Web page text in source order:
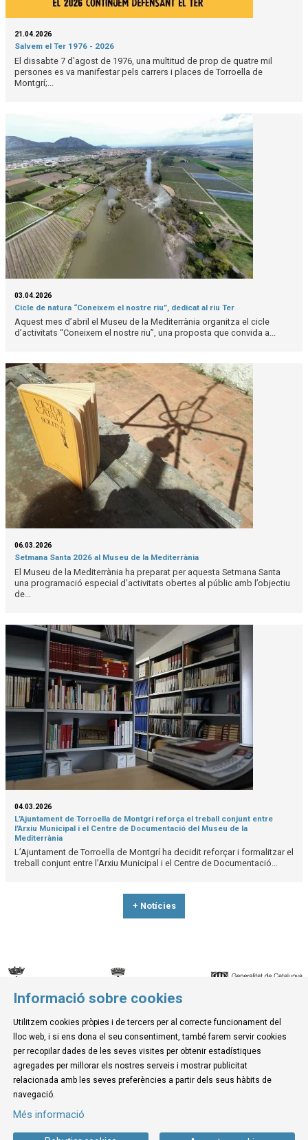
21.04.2026
Salvem el Ter 1976 - 2026
El dissabte 7 d’agost de 1976, una multitud de prop de quatre mil
persones es va manifestar pels carrers i places de Torroella de
Montgrí;...
03.04.2026
Cicle de natura “Coneixem el nostre riu”, dedicat al riu Ter
Aquest mes d’abril el Museu de la Mediterrània organitza el cicle
d’activitats “Coneixem el nostre riu”, una proposta que convida a...
06.03.2026
Setmana Santa 2026 al Museu de la Mediterrània
El Museu de la Mediterrània ha preparat per aquesta Setmana Santa
una programació especial d’activitats obertes al públic amb l’objectiu
de...
04.03.2026
L’Ajuntament de Torroella de Montgrí reforça el treball conjunt entre
l’Arxiu Municipal i el Centre de Documentació del Museu de la
Mediterrània
L’Ajuntament de Torroella de Montgrí ha decidit reforçar i formalitzar el
treball conjunt entre l’Arxiu Municipal i el Centre de Documentació...
+ Notícies
© Museu de la Mediterrània
C. d'Ullà, 27-31 | 17257 Torroella de Montgrí
Tel. 972 755 180 a/e: info@museudelamediterrania.cat
|
Informació sobre cookies
Utilitzem cookies pròpies i de tercers per al correcte funcionament del
lloc web, i si ens dona el seu consentiment, també farem servir cookies
per recopilar dades de les seves visites per obtenir estadístiques
agregades per millorar els nostres serveis i mostrar publicitat
relacionada amb les seves preferències a partir dels seus hàbits de
navegació.
Més informació